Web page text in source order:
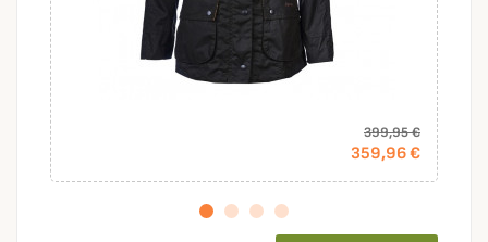
399,95 €
359,96 €